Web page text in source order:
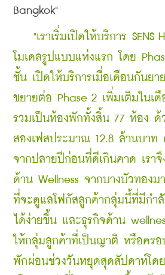
Bangkok"
"เราเริ่มเปิดให้บริการ SENS
โมเดลรูปแบบแห่งแรก โดย
ชั้น เปิดให้บริการเมื่อเดือนกันยา
ขยายต่อ Phase 2 เพิ่มเติมในเ
รวมเป็นห้องพักทั้งสิ้น 77 ห้อง ด้
สองเฟสประมาณ 12.8 ล้านบาท
จากปลายปีก่อนที่ดีเกินคาด เรา
ด้าน Wellness จากบางบัวทอง
ที่จะดูแลโฟกัสลูกค้ากลุ่มนี้ที่มีกำ
ได้ง่ายขึ้น และธุรกิจด้าน
ให้กลุ่มลูกค้าที่เป็นญาติ หรือครอ
พักผ่อนช่วงวันหยุดสุดสัปดาห์โดย